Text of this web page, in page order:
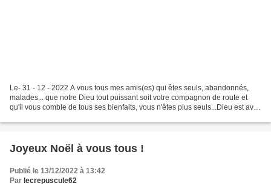
Le- 31 - 12 - 2022 A vous tous mes amis(es) qui êtes seuls, abandonnés,
malades... que notre Dieu tout puissant soit votre compagnon de route et
qu'il vous comble de tous ses bienfaits, vous n'êtes plus seuls...Dieu est avec
Joyeux Noël à vous tous !
Publié le 13/12/2022 à 13:42
Par lecrepuscule62